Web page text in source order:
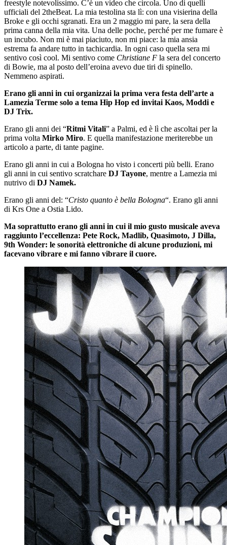
freestyle notevolissimo. C’è un video che circola. Uno di quelli
ufficiali del 2theBeat. La mia testolina sta lì: con una visierina della
Broke e gli occhi sgranati. Era un 2 maggio mi pare, la sera della
prima canna della mia vita. Una delle poche, perché per me fumare è
un incubo. Non mi è mai piaciuto, non mi piace: la mia ansia
estrema fa andare tutto in tachicardia. In ogni caso quella sera mi
sentivo così cool. Mi sentivo come Christiane F la sera del concerto
di Bowie, ma al posto dell’eroina avevo due tiri di spinello.
Nemmeno aspirati.
Erano gli anni in cui organizzai la prima vera festa dell’arte a
Lamezia Terme solo a tema Hip Hop ed invitai Kaos, Moddi e
DJ Trix.
Erano gli anni dei “Ritmi Vitali” a Palmi, ed è lì che ascoltai per la
prima volta Mirko Miro. E quella manifestazione meriterebbe un
articolo a parte, di tante pagine.
Erano gli anni in cui a Bologna ho visto i concerti più belli. Erano
gli anni in cui sentivo scratchare DJ Tayone, mentre a Lamezia mi
nutrivo di DJ Namek.
Erano gli anni del: “Cristo quanto è bella Bologna“. Erano gli anni
di Krs One a Ostia Lido.
Ma soprattutto erano gli anni in cui il mio gusto musicale aveva
raggiunto l’eccellenza: Pete Rock, Madlib, Quasimoto, J Dilla,
9th Wonder: le sonorità elettroniche di alcune produzioni, mi
facevano vibrare e mi fanno vibrare il cuore.